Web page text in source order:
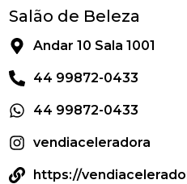
Salão de Beleza
Andar 10 Sala 1001
44 99872-0433
44 99872-0433
vendiaceleradora
https://